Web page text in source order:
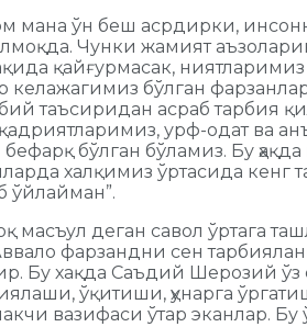
ўн беш асрдирки,
Чунки жамият
қайғурмасак,
келажагимиз бўлган
таъсиридан асраб тарбия
урф-одат ва
бўлган бўламиз. Бу
халқимиз ўртасида кенг
ўйлайман”.
деган савол ўртага
фарзандни сен
Бу хақда Саъдий Шерозий
ўқитиши, ҳунарга
вазифаси ўтар